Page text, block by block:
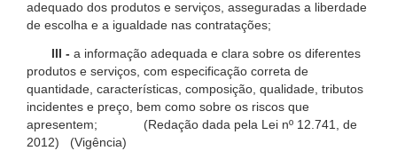
adequado dos produtos e serviços, asseguradas a liberdade
de escolha e a igualdade nas contratações;
III - a informação adequada e clara sobre os diferentes
produtos e serviços, com especificação correta de
quantidade, características, composição, qualidade, tributos
incidentes e preço, bem como sobre os riscos que
apresentem; (Redação dada pela Lei nº 12.741, de
2012) (Vigência)